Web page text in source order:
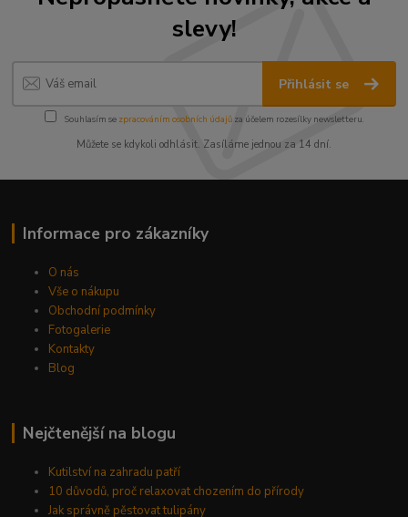
slevy!
Přihlásit se
Souhlasím se zpracováním osobních údajůza účelem rozesílky newsletteru.
Můžete se kdykoli odhlásit. Zasíláme jednou za 14 dní.
Informace pro zákazníky
O nás
Vše o nákupu
Obchodní podmínky
Fotogalerie
Kontakty
Blog
Nejčtenější na blogu
Kutilství na zahradu patří
10 důvodů, proč relaxovat chozením do přírody
Jak správně pěstovat tulipány